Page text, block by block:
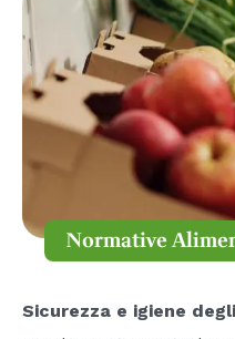
Normative
Sicurezza e igiene